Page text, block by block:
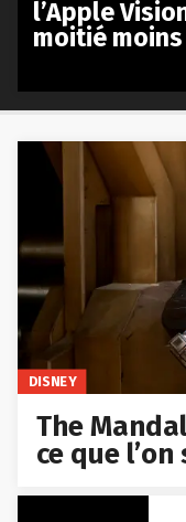
DISNEY
The
ce que
l’Apple
moitié